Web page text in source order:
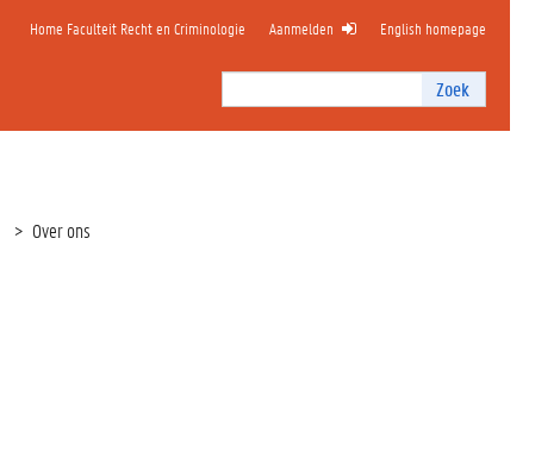
Zoek
Zoek
Home Faculteit Recht en Criminologie Aanmelden English homepage
Over ons